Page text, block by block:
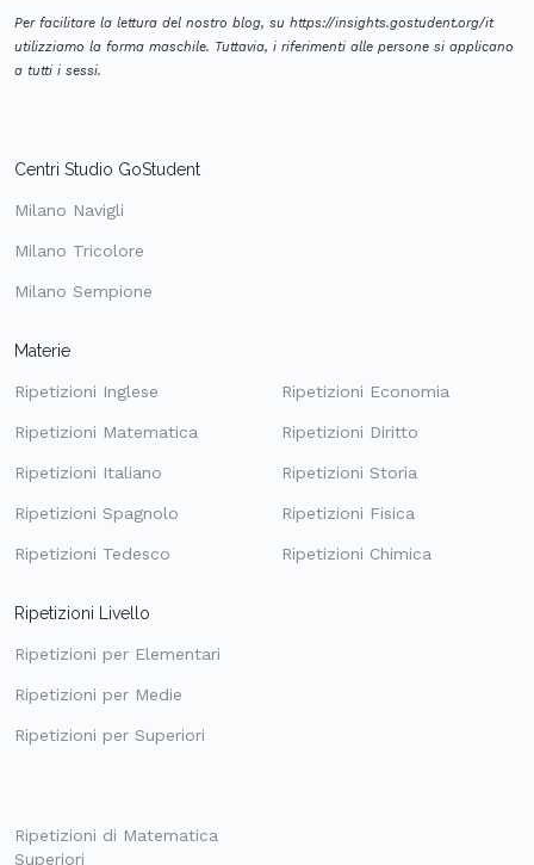
Per facilitare la lettura del nostro blog, su https://insights.gostudent.org/it
utilizziamo la forma maschile. Tuttavia, i riferimenti alle persone si applicano
a tutti i sessi.
Centri Studio GoStudent
Milano Navigli
Milano Tricolore
Milano Sempione
Materie
Ripetizioni Inglese
Ripetizioni Matematica
Ripetizioni Italiano
Ripetizioni Spagnolo
Ripetizioni Tedesco
Ripetizioni Economia
Ripetizioni Diritto
Ripetizioni Storia
Ripetizioni Fisica
Ripetizioni Chimica
Ripetizioni Livello
Ripetizioni per Elementari
Ripetizioni per Medie
Ripetizioni per Superiori
Ripetizioni di Matematica
Superiori